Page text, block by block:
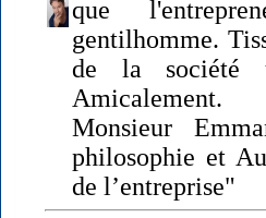
que
gentilhomme.
de la société
Amicalement.
Monsieur
philosophie et
de l’entreprise"